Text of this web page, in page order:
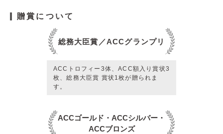
贈賞について
総務大臣賞／ACCグランプリ
ACCトロフィー3体、ACC額入り賞状3
枚、総務大臣賞 賞状1枚が贈られま
す。
ACCゴールド・ACCシルバー・
ACCブロンズ